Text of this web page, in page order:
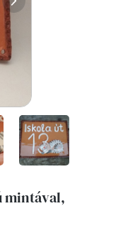
mintával,